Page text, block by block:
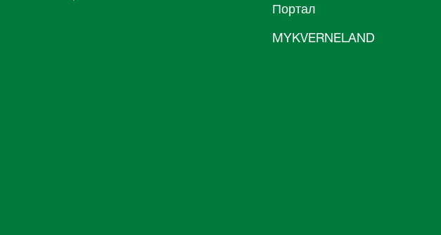
Портал
MYKVERNELAND